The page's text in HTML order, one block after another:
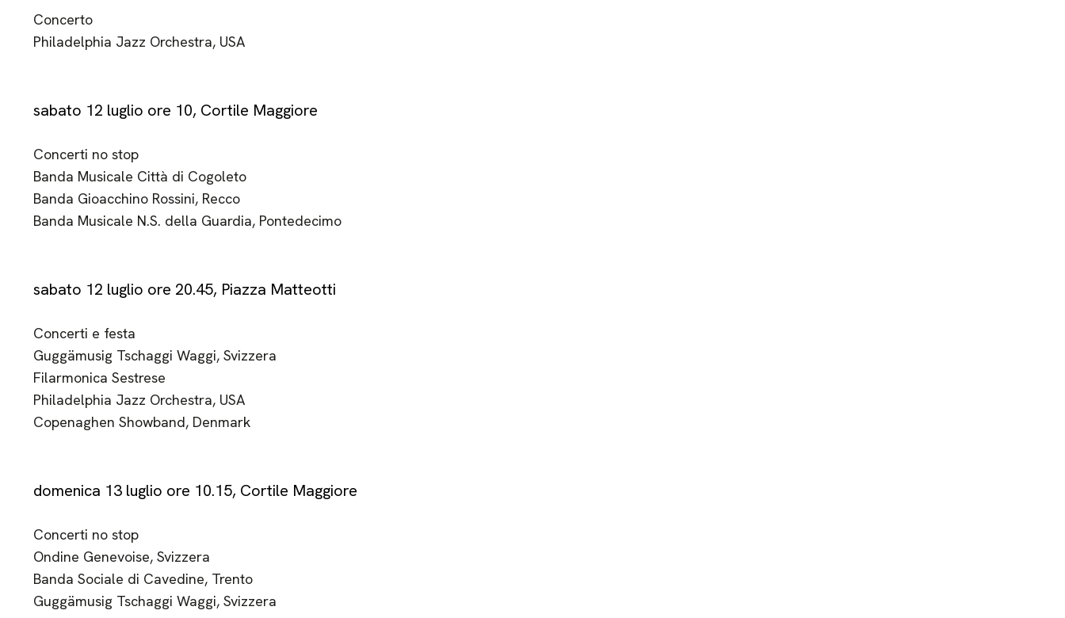
Concerto
Philadelphia Jazz Orchestra, USA
sabato 12 luglio ore 10, Cortile Maggiore
Concerti no stop
Banda Musicale Città di Cogoleto
Banda Gioacchino Rossini, Recco
Banda Musicale N.S. della Guardia, Pontedecimo
sabato 12 luglio ore 20.45, Piazza Matteotti
Concerti e festa
Guggämusig Tschaggi Waggi, Svizzera
Filarmonica Sestrese
Philadelphia Jazz Orchestra, USA
Copenaghen Showband, Denmark
domenica 13 luglio ore 10.15, Cortile Maggiore
Concerti no stop
Ondine Genevoise, Svizzera
Banda Sociale di Cavedine, Trento
Guggämusig Tschaggi Waggi, Svizzera